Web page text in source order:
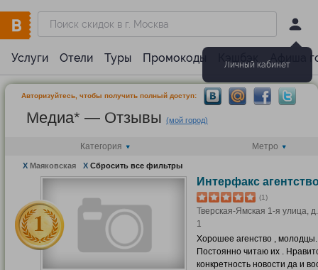
Личный кабинет
Услуги Отели Туры Промокоды Кэшбэк Афиша
Авторизуйтесь, чтобы получить полный доступ:
Медиа* — Отзывы (мой город)
Категория Метро
X Маяковская X Сбросить все фильтры
Интерфакс
(1)
Тверская-Ямская 1-я улица,
1
Хорошее агенство , молодцы.
Постоянно читаю их .
конкретность новости да и